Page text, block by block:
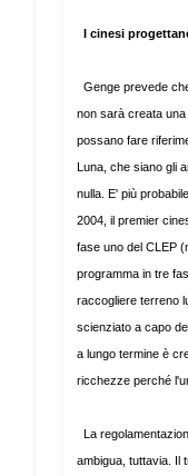
I cinesi
Genge prevede
non sarà creata
possano fare
Luna, che siano gli
nulla. E' più
2004, il premier
fase uno del CLEP
programma in tre
raccogliere terreno
scienziato a capo
a lungo termine è
ricchezze perché
La
ambigua, tuttavia. Il